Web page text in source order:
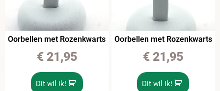
Oorbellen met Rozenkwarts
€21,95
Dit wil ik!
Oorbellen met Rozenkwarts
€ 21,95
Dit wil ik!